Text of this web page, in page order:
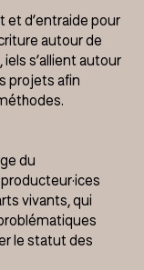
et d’entraide pour
autour de
iels s’allient autour
projets afin
du
vivants, qui
le statut des